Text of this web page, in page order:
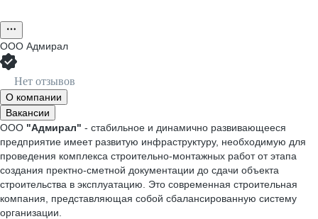
ООО Адмирал
Нет отзывов
О компании
Вакансии
ООО "Адмирал" - стабильное и динамично развивающееся
предприятие имеет развитую инфраструктуру, необходимую для
проведения комплекса строительно-монтажных работ от этапа
создания пректно-сметной документации до сдачи объекта
строительства в эксплуатацию. Это современная строительная
компания, представляющая собой сбалансированную систему
организации.